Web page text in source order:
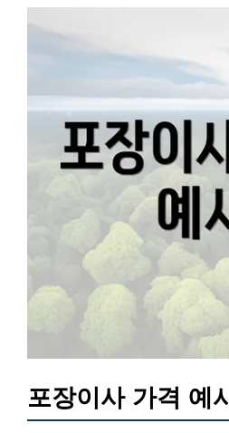
포장이사 가격 예시